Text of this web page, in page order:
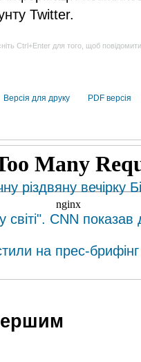
Twitter.
Ctrl+Enter для того, щоб
Версія для друку PDF версія
різдвяну вечірку
CNN показав
на прес-